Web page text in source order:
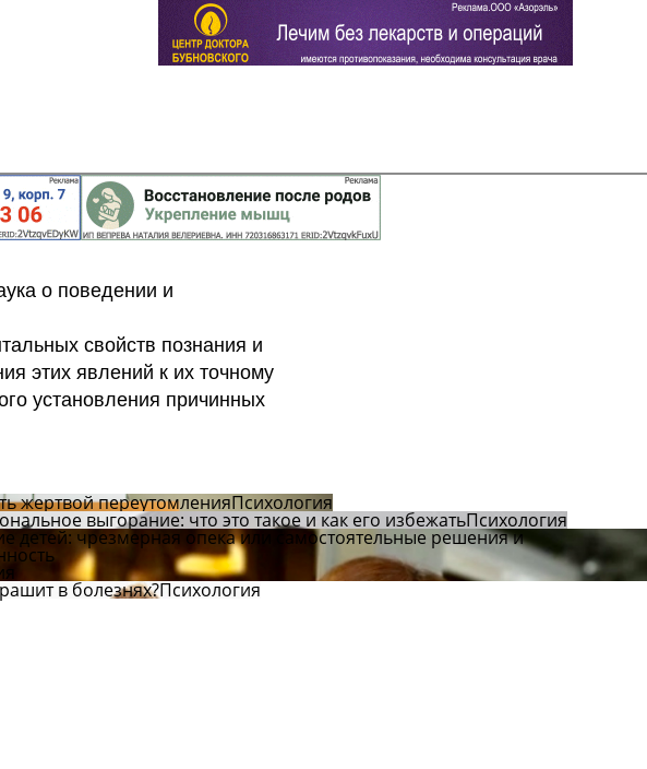
о поведении и
свойств познания и
этих явлений к их точному
установления причинных
жертвой переутомленияПсихология
выгорание: что это такое и как его избежатьПсихология
детей: чрезмерная опека или самостоятельные решения и
в болезнях?Психология